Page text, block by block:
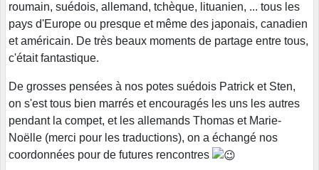
roumain, suédois, allemand, tchèque, lituanien, ... tous les
pays d'Europe ou presque et même des japonais, canadien
et américain. De très beaux moments de partage entre tous,
c'était fantastique.
De grosses pensées à nos potes suédois Patrick et Sten,
on s'est tous bien marrés et encouragés les uns les autres
pendant la compet, et les allemands Thomas et Marie-
Noëlle (merci pour les traductions), on a échangé nos
coordonnées pour de futures rencontres